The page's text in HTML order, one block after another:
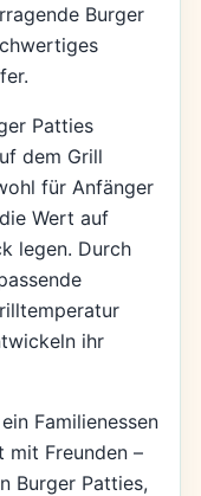
Burger
Patties
dem Grill
für Anfänger
Wert auf
legen. Durch
ihr
Familienessen
mit Freunden –
Burger Patties,